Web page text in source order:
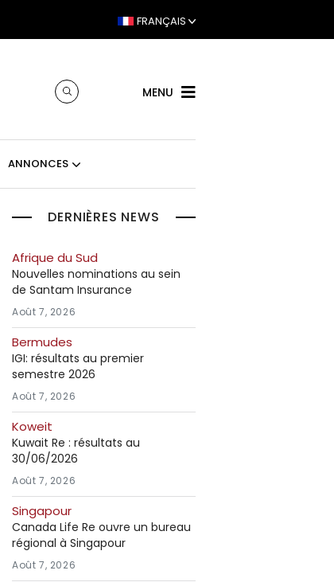
FRANÇAIS
MENU
ANNONCES
DERNIÈRES NEWS
Afrique du Sud
Nouvelles nominations au sein
de Santam Insurance
Août 7, 2026
Bermudes
IGI: résultats au premier
semestre 2026
Août 7, 2026
Koweit
Kuwait Re : résultats au
30/06/2026
Août 7, 2026
Singapour
Canada Life Re ouvre un bureau
régional à Singapour
Août 7, 2026